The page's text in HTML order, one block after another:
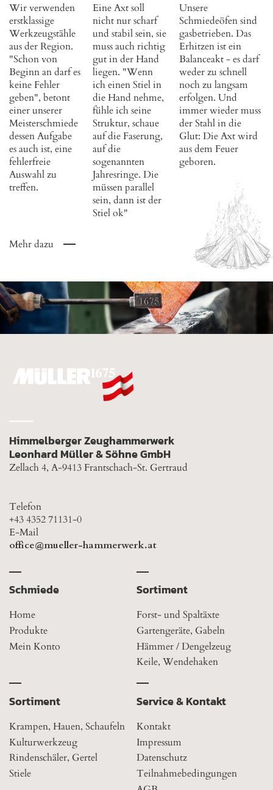
Wir verwenden
erstklassige
Werkzeugstähle
aus der Region.
"Schon von
Beginn an darf es
keine Fehler
geben", betont
einer unserer
Meisterschmiede
dessen Aufgabe
es auch ist, eine
fehlerfreie
Auswahl zu
treffen.
Eine Axt soll
nicht nur scharf
und stabil sein, sie
muss auch richtig
gut in der Hand
liegen. "Wenn
ich einen Stiel in
die Hand nehme,
fühle ich seine
Struktur, schaue
auf die Faserung,
auf die
sogenannten
Jahresringe. Die
müssen parallel
sein, dann ist der
Stiel ok"
Unsere
Schmiedeöfen sind
gasbetrieben. Das
Erhitzen ist ein
Balanceakt - es darf
weder zu schnell
noch zu langsam
erfolgen. Und
immer wieder muss
der Stahl in die
Glut: Die Axt wird
aus dem Feuer
geboren.
Mehr dazu
Himmelberger Zeughammerwerk
Leonhard Müller & Söhne GmbH
Zellach 4, A-9413 Frantschach-St. Gertraud
Telefon
+43 4352 71131-0
E-Mail
office@mueller-hammerwerk.at
Schmiede
Home
Produkte
Mein Konto
Sortiment
Forst- und Spaltäxte
Gartengeräte, Gabeln
Hämmer / Dengelzeug
Keile, Wendehaken
Sortiment
Krampen, Hauen, Schaufeln
Kulturwerkzeug
Rindenschäler, Gertel
Stiele
Service & Kontakt
Kontakt
Impressum
Datenschutz
Teilnahmebedingungen